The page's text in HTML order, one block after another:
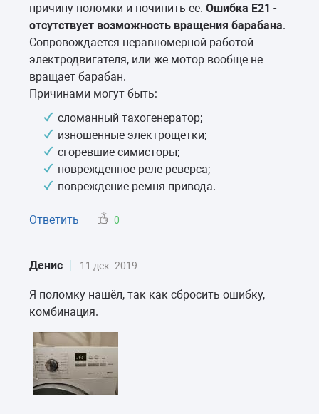
причину поломки и починить ее. Ошибка Е21 -
отсутствует возможность вращения барабана.
Сопровождается неравномерной работой
электродвигателя, или же мотор вообще не
вращает барабан.
Причинами могут быть:
сломанный тахогенератор;
изношенные электрощетки;
сгоревшие симисторы;
поврежденное реле реверса;
повреждение ремня привода.
Ответить 0
Денис 11 дек. 2019
Я поломку нашёл, так как сбросить ошибку,
комбинация.